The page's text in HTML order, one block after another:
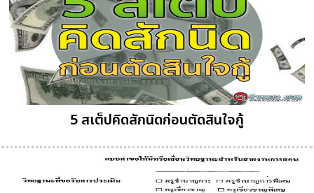
5 สเต็ปคิดสักนิดก่อนตัดสินใจกู้